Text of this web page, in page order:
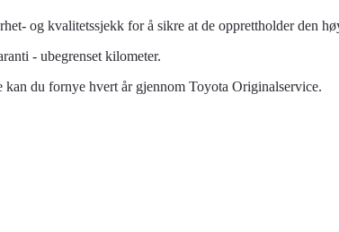
og kvalitetssjekk for å sikre at de opprettholder den
- ubegrenset kilometer.
du fornye hvert år gjennom Toyota Originalservice.